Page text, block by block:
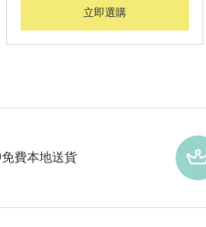
立即選購
費本地送貨